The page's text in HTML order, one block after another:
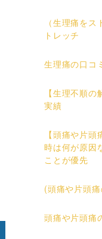
（生理痛を
トレッチ
生理痛の口
【生理不順
実績
【頭痛や片
時は何が原因
ことが優先
(頭痛や片頭
頭痛や片頭痛